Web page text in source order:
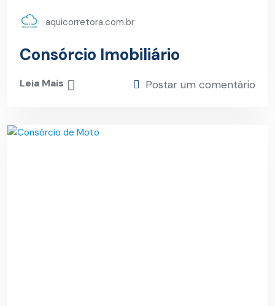
aquicorretora.com.br
Consórcio Imobiliário
Leia Mais Postar um comentário